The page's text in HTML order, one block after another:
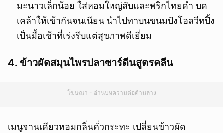
มะนาวเล็กน้อย ใส่หอมใหญ่สับและพริกไทยดำ บด
เคล้าให้เข้ากันจนเนียน นำไปทาบนขนมปังโฮลวีทปิ้ง
เป็นมื้อเช้าที่เร่งรีบแต่สุขภาพดีเยี่ยม
4. ข้าวผัดสมุนไพรปลาซาร์ดีนสูตรคลีน
โฆษณา - อ่านบทความต่อด้านล่าง
เมนูจานเดียวหอมกลิ่นคั่วกระทะ เปลี่ยนข้าวผัด